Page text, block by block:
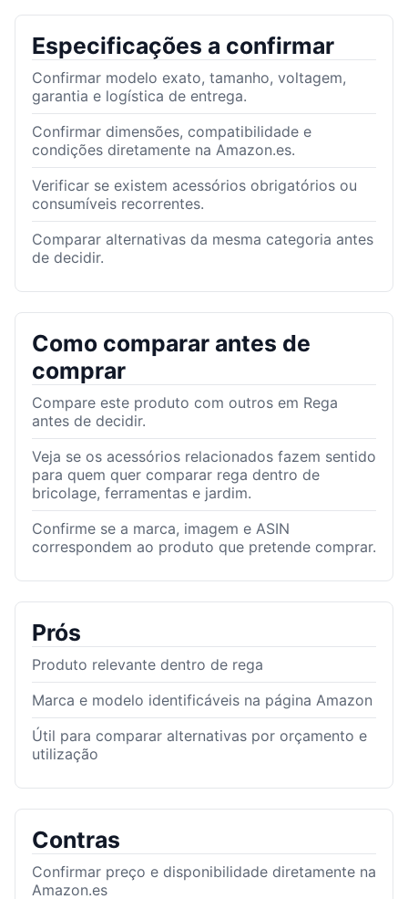
Especificações a confirmar
Confirmar modelo exato, tamanho, voltagem,
garantia e logística de entrega.
Confirmar dimensões, compatibilidade e
condições diretamente na Amazon.es.
Verificar se existem acessórios obrigatórios ou
consumíveis recorrentes.
Comparar alternativas da mesma categoria antes
de decidir.
Como comparar antes de
comprar
Compare este produto com outros em Rega
antes de decidir.
Veja se os acessórios relacionados fazem sentido
para quem quer comparar rega dentro de
bricolage, ferramentas e jardim.
Confirme se a marca, imagem e ASIN
correspondem ao produto que pretende comprar.
Prós
Produto relevante dentro de rega
Marca e modelo identificáveis na página Amazon
Útil para comparar alternativas por orçamento e
utilização
Contras
Confirmar preço e disponibilidade diretamente na
Amazon.es